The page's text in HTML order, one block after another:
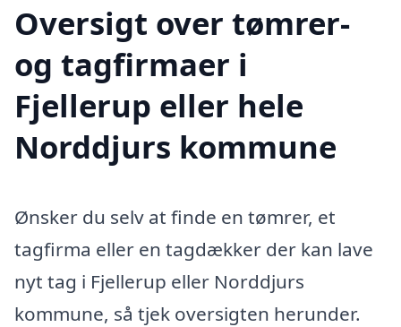
Oversigt over tømrer-
og tagfirmaer i
Fjellerup eller hele
Norddjurs kommune
Ønsker du selv at finde en tømrer, et
tagfirma eller en tagdækker der kan lave
nyt tag i Fjellerup eller Norddjurs
kommune, så tjek oversigten herunder.